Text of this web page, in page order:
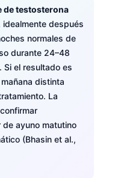
de testosterona
después
normales de
durante 24–48
Si el resultado es
distinta
La
de ayuno matutino
(Bhasin et al.,